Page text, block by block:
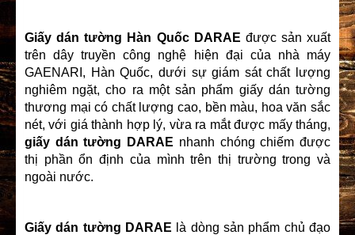
Giấy dán tường Hàn Quốc DARAE được sản xuất
trên dây truyền công nghệ hiện đại của nhà máy
GAENARI, Hàn Quốc, dưới sự giám sát chất lượng
nghiêm ngặt, cho ra một sản phẩm giấy dán tường
thương mại có chất lượng cao, bền màu, hoa văn sắc
nét, với giá thành hợp lý, vừa ra mắt được mấy tháng,
giấy dán tường DARAE nhanh chóng chiếm được
thị phần ổn định của mình trên thị trường trong và
ngoài nước.
Giấy dán tường DARAE là dòng sản phẩm chủ đạo